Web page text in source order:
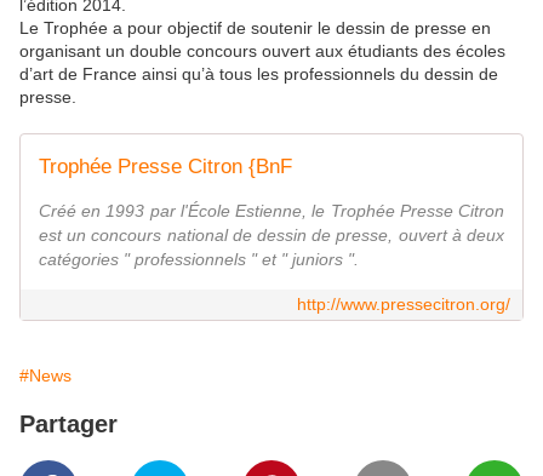
l’édition 2014.
Le Trophée a pour objectif de soutenir le dessin de presse en
organisant un double concours ouvert aux étudiants des écoles
d’art de France ainsi qu’à tous les professionnels du dessin de
presse.
Trophée Presse Citron {BnF
Créé en 1993 par l'École Estienne, le Trophée Presse Citron
est un concours national de dessin de presse, ouvert à deux
catégories " professionnels " et " juniors ".
http://www.pressecitron.org/
#News
Partager